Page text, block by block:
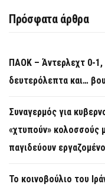
Πρόσφατα άρθρα
ΠΑΟΚ – Άντερλεχτ 0-1,
δευτερόλεπτα και…
Συναγερμός για
«χτυπούν» κολοσσούς
παγιδεύουν
Το κοινοβούλιο του